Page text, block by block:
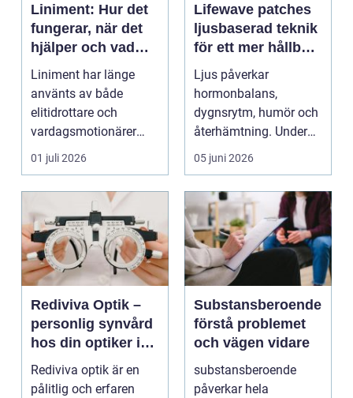
Liniment: Hur det
fungerar, när det
hjälper och vad
man bör tänka på
Liniment har länge
använts av både
elitidrottare och
vardagsmotionärer
för...
01 juli 2026
Lifewave patches
ljusbaserad teknik
för ett mer hållbart
välbefinnande
Ljus påverkar
hormonbalans,
dygnsrytm, humör och
återhämtning. Under
senare år har en ny typ
av prod...
05 juni 2026
Rediviva Optik –
personlig synvård
hos din optiker i
Uppsala
Rediviva optik är en
pålitlig och erfaren
Substansberoende
förstå problemet
och vägen vidare
substansberoende
påverkar hela